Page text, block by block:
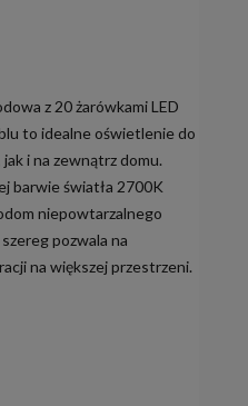
z 20 żarówkami LED
to idealne oświetlenie do
i na zewnątrz domu.
barwie światła 2700K
niepowtarzalnego
pozwala na
na większej przestrzeni.